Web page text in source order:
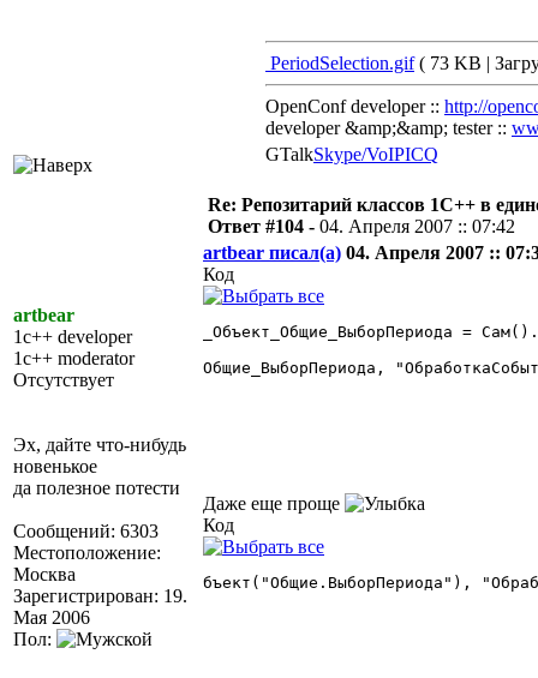
PeriodSelection.gif( 73 KB |
OpenConf developer :: http://
developer &amp;&amp; tester ::
GTalkSkype/VoIPICQ
artbear
1c++ developer
1c++ moderator
Отсутствует
Эх, дайте что-нибудь
новенькое
да полезное потести
Сообщений: 6303
Местоположение:
Москва
Зарегистрирован: 19.
Мая 2006
Пол:
Re: Репозитарий классов 1С++ в
Ответ #104 - 04. Апреля 2007 :: 07:42
artbear писал(а) 04. Апреля 2007 ::
Код
_Объект_Общие_ВыборПериода =
Общие_ВыборПериода,
Даже еще проще
Код
бъект("Общие.ВыборПериода"),